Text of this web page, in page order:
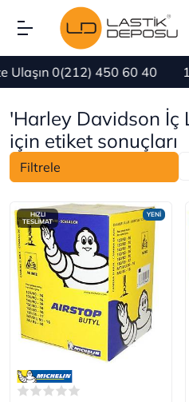
0(212) 450 60 40
'Harley Davidson İç
için etiket sonuçları
Filtrele
YENİ
HIZLI
TESLİMAT